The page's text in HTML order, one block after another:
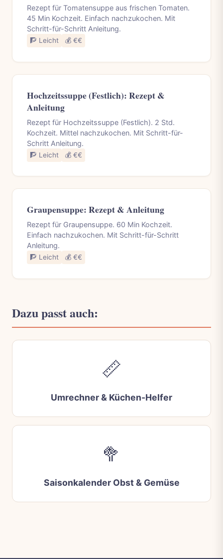
Rezept für Tomatensuppe aus frischen Tomaten.
45 Min Kochzeit. Einfach nachzukochen. Mit
Schritt-für-Schritt Anleitung.
🧗 Leicht 💰 €€
Hochzeitssuppe (Festlich): Rezept &
Anleitung
Rezept für Hochzeitssuppe (Festlich). 2 Std.
Kochzeit. Mittel nachzukochen. Mit Schritt-für-
Schritt Anleitung.
🧗 Leicht 💰 €€
Graupensuppe: Rezept & Anleitung
Rezept für Graupensuppe. 60 Min Kochzeit.
Einfach nachzukochen. Mit Schritt-für-Schritt
Anleitung.
🧗 Leicht 💰 €€
Dazu passt auch:
📏
Umrechner & Küchen-Helfer
🥦
Saisonkalender Obst & Gemüse